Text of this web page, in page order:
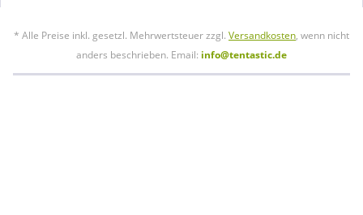
* Alle Preise inkl. gesetzl. Mehrwertsteuer zzgl. Versandkosten, wenn nicht
anders beschrieben. Email: info@tentastic.de